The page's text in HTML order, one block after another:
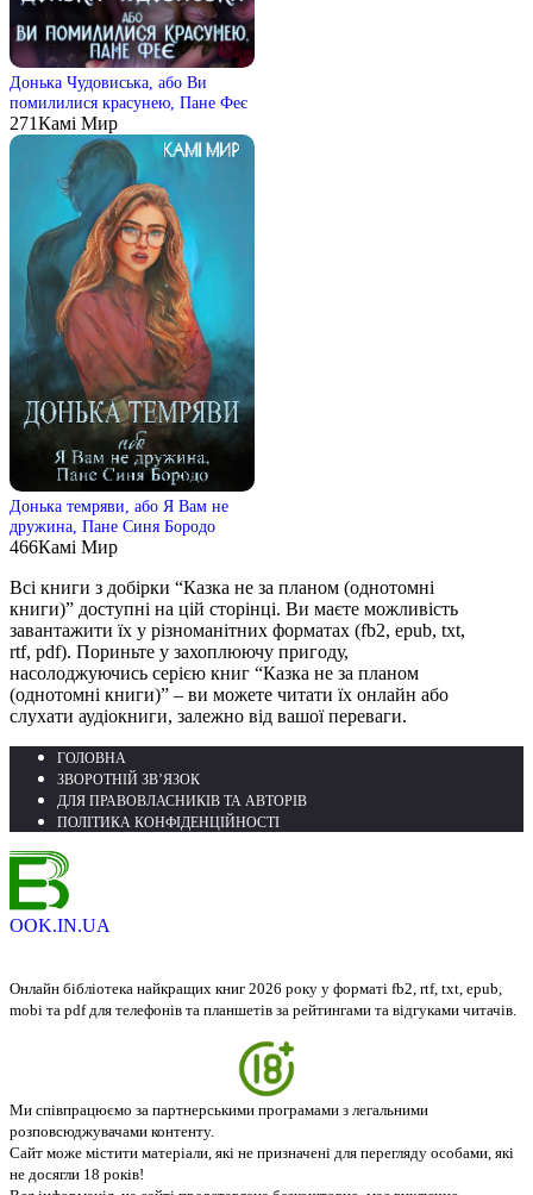
Донька Чудовиська, або Ви
помилилися красунею, Пане Феє
271Камі Мир
Донька темряви, або Я Вам не
дружина, Пане Синя Бородо
466Камі Мир
Всі книги з добірки “Казка не за планом (однотомні
книги)” доступні на цій сторінці. Ви маєте можливість
завантажити їх у різноманітних форматах (fb2, epub, txt,
rtf, pdf). Пориньте у захоплюючу пригоду,
насолоджуючись серією книг “Казка не за планом
(однотомні книги)” – ви можете читати їх онлайн або
слухати аудіокниги, залежно від вашої переваги.
ГОЛОВНА
ЗВОРОТНІЙ ЗВ’ЯЗОК
ДЛЯ ПРАВОВЛАСНИКІВ ТА АВТОРІВ
ПОЛІТИКА КОНФІДЕНЦІЙНОСТІ
OOK.IN.UA
Онлайн бібліотека найкращих книг 2026 року у форматі fb2, rtf, txt, epub,
mobi та pdf для телефонів та планшетів за рейтингами та відгуками читачів.
Ми співпрацюємо за партнерськими програмами з легальними
розповсюджувачами контенту.
Сайт може містити матеріали, які не призначені для перегляду особами, які
не досягли 18 років!